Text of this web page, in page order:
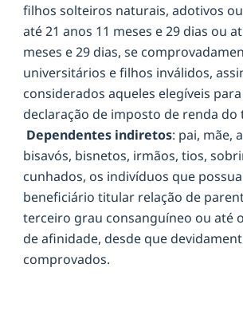
filhos solteiros naturais, adotivos
até 21 anos 11 meses e 29 dias ou
meses e 29 dias, se
universitários e filhos inválidos,
considerados aqueles elegíveis
declaração de imposto de renda do
Dependentes indiretos: pai, mãe,
bisavós, bisnetos, irmãos, tios,
cunhados, os indivíduos que
beneficiário titular relação de
terceiro grau consanguíneo ou até
de afinidade, desde que
comprovados.